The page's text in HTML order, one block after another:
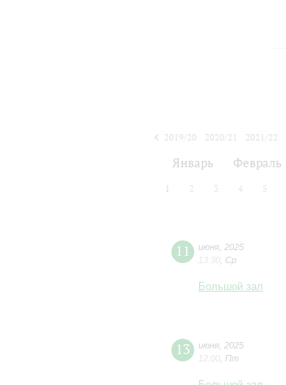
2019/20
2020/21 2021/22
Январь Февраль
1 2 3 4 5
11 июня 2025
13:30 Ср
Большой зал
13 июня 2025
12:00 Пт